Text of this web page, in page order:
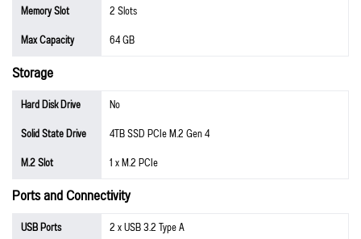
Memory Slot
2 Slots
Max Capacity
64 GB
Storage
Hard Disk Drive
No
Solid State Drive
4TB SSD PCIe M.2 Gen 4
M.2 Slot
1 x M.2 PCIe
Ports and Connectivity
USB Ports
2 x USB 3.2 Type A